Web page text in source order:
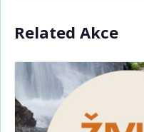
Related Akce